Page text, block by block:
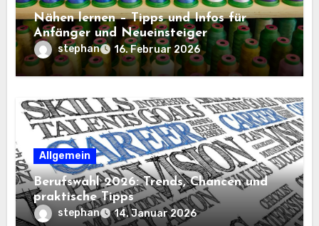
Nähen lernen – Tipps und Infos für
Anfänger und Neueinsteiger
stephan 16. Februar 2026
Allgemein
Berufswahl 2026: Trends, Chancen und
praktische Tipps
stephan 14. Januar 2026